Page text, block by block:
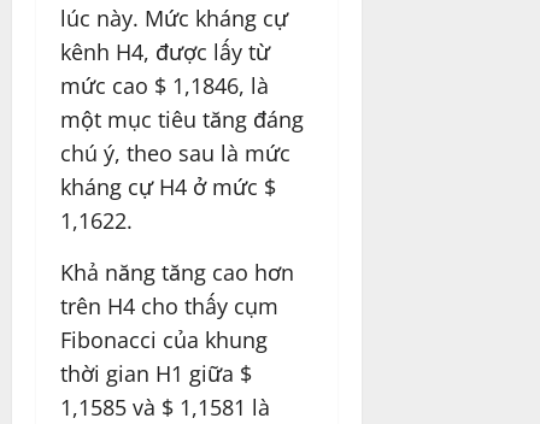
lúc này. Mức kháng cự
kênh H4, được lấy từ
mức cao $ 1,1846, là
một mục tiêu tăng đáng
chú ý, theo sau là mức
kháng cự H4 ở mức $
1,1622.
Khả năng tăng cao hơn
trên H4 cho thấy cụm
Fibonacci của khung
thời gian H1 giữa $
1,1585 và $ 1,1581 là